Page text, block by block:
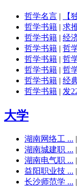
哲学名言 |
【
哲学书籍 | 求
哲学书籍 | 经
哲学书籍 | 哲
哲学书籍 | 哲
哲学书籍 | 哲
哲学书籍 | 经
哲学书籍 | 发
大学
湖南网络工 ... |
湖南城建职 ... |
湖南电气职 ... |
益阳职业技 ... |
长沙师范学 ... |